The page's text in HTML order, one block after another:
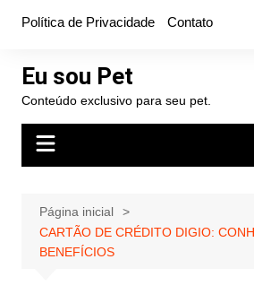
conteúdo
Política de Privacidade Contato
Eu sou Pet
Conteúdo exclusivo para seu pet.
Página inicial
CARTÃO DE CRÉDITO DIGIO:
BENEFÍCIOS